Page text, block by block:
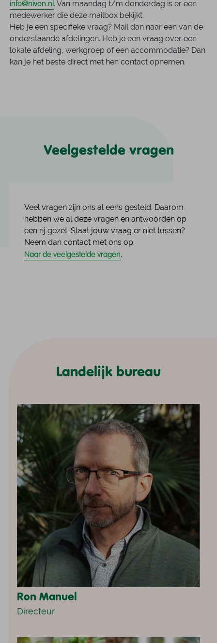
info@nivon.nl. Van maandag t/m donderdag is er een
medewerker die deze mailbox bekijkt.
Heb je een specifieke vraag? Mail dan naar een van de
onderstaande afdelingen. Heb je een vraag over een
lokale afdeling, werkgroep of een accommodatie? Dan
kan je het beste direct met hen contact opnemen.
Veelgestelde vragen
Veel vragen zijn ons al eens gesteld. Daarom
hebben we al deze vragen en antwoorden op
een rij gezet. Staat jouw vraag er niet tussen?
Neem dan contact met ons op.
Naar de veelgestelde vragen.
Landelijk bureau
Ron Manuel
Directeur